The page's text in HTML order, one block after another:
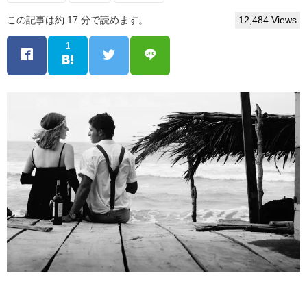
この記事は約 17 分で読めます。 12,484 Views
1